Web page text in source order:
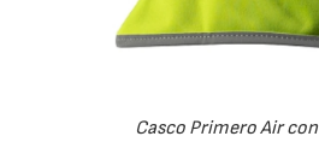
Casco Primero Air